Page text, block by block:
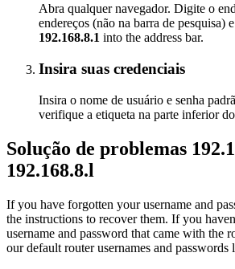
Abra qualquer navegador. Digite o
endereços (não na barra de pesquisa)
192.168.8.1 into the address bar.
Insira suas credenciais
Insira o nome de usuário e senha
verifique a etiqueta na parte inferior
Solução de problemas
192.168.8.l
If you have forgotten your username and
the instructions to recover them. If you
username and password that came with the
our default router usernames and passwords